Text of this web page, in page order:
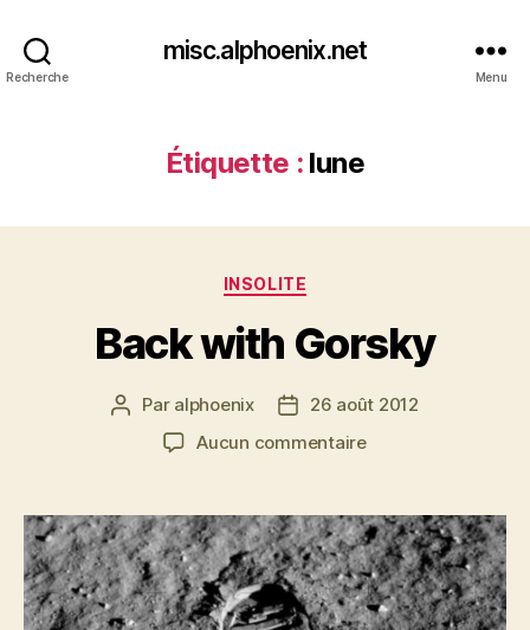
Recherche
misc.alphoenix.net
Menu
Étiquette : lune
Catégories
INSOLITE
Back with Gorsky
Auteur
l’article
Par alphoenix
Date26 août 2012
Aucun commentairesur
Gorsky